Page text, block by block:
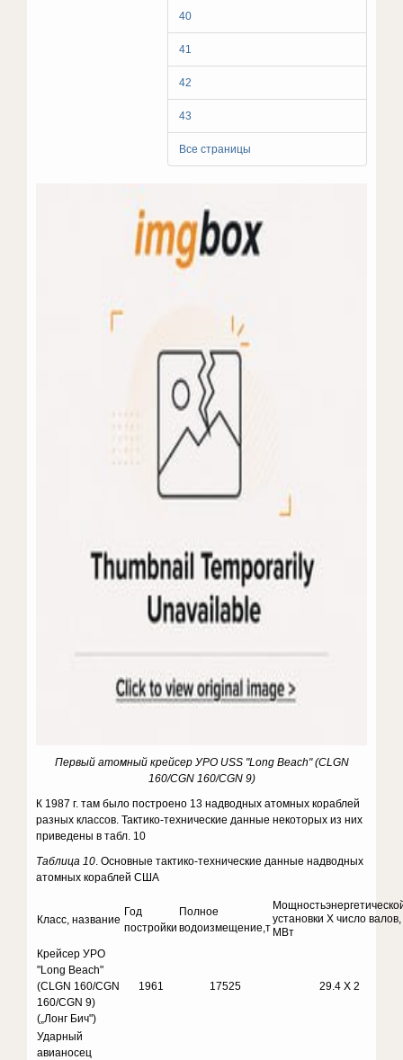
40
41
42
43
Все страницы
Первый атомный крейсер УРО USS "Long Beach" (CLGN
160/CGN 160/CGN 9)
К 1987 г. там было построено 13 надводных атомных кораблей
разных классов. Тактико-технические данные некоторых из них
приведены в табл. 10
Таблица 10. Основные тактико-технические данные надводных
атомных кораблей США
Класс, название
Год
постройки
Полное
водоизмещение,т
установки X число валов,
МВт
Крейсер УРО
"Long Beach"
(CLGN 160/CGN
160/CGN 9)
(„Лонг Бич")
1961 17525 29.4 X 2
Ударный
авианосец